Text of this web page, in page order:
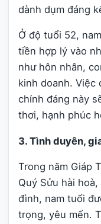
dành dụm đáng
Ở độ tuổi 52,
tiền hợp lý vào
như hôn nhân,
kinh doanh. Việc
chính đáng này
thơi, hạnh phúc
3. Tình duyên,
Trong năm Giáp
Quý Sửu hài
đình, nam tuổi
trọng, yêu mến.